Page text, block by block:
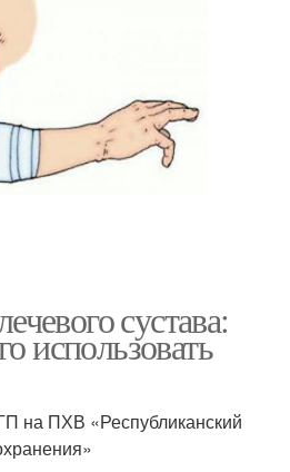
сустава:
использовать
на ПХВ «Республиканский